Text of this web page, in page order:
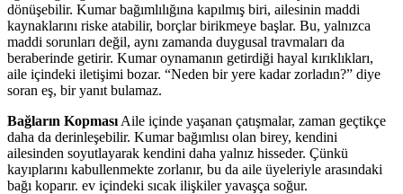
dönüşebilir. Kumar bağımlılığına kapılmış biri, ailesinin maddi
kaynaklarını riske atabilir, borçlar birikmeye başlar. Bu, yalnızca
maddi sorunları değil, aynı zamanda duygusal travmaları da
beraberinde getirir. Kumar oynamanın getirdiği hayal kırıklıkları,
aile içindeki iletişimi bozar. “Neden bir yere kadar zorladın?” diye
soran eş, bir yanıt bulamaz.
Bağların Kopması Aile içinde yaşanan çatışmalar, zaman geçtikçe
daha da derinleşebilir. Kumar bağımlısı olan birey, kendini
ailesinden soyutlayarak kendini daha yalnız hisseder. Çünkü
kayıplarını kabullenmekte zorlanır, bu da aile üyeleriyle arasındaki
bağı koparır. ev içindeki sıcak ilişkiler yavaşça soğur.